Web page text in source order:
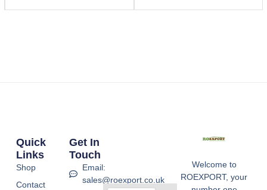
Welcome to
ROEXPORT, your
Quick
Links
Shop
Contact
Get In
Touch
Email:
sales@roexport.co.uk